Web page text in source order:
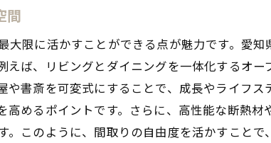
プランニング段階での重要な考慮要素
予算内で理想を叶えるための工夫
地域特性に合わせた耐震・防災対策
住宅ローンの選び方と資金計画の立て方
工事中の進捗管理と品質チェックの方法
完成後のアフターサービスとメンテナンス
間
大限に活かすことができる点が魅力です。愛
えば、リビングとダイニングを一体化するオ
や書斎を可変式にすることで、成長やライフ
めるポイントです。さらに、高性能な断熱
このように、間取りの自由度を活かすことで